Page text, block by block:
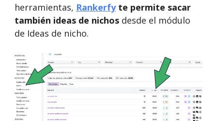
herramientas, Rankerfyte permite sacar
también ideas de nichos desde el módulo
de Ideas de nicho.